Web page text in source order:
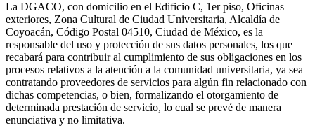
La DGACO, con domicilio en el Edificio C, 1er piso, Oficinas
exteriores, Zona Cultural de Ciudad Universitaria, Alcaldía de
Coyoacán, Código Postal 04510, Ciudad de México, es la
responsable del uso y protección de sus datos personales, los que
recabará para contribuir al cumplimiento de sus obligaciones en los
procesos relativos a la atención a la comunidad universitaria, ya sea
contratando proveedores de servicios para algún fin relacionado con
dichas competencias, o bien, formalizando el otorgamiento de
determinada prestación de servicio, lo cual se prevé de manera
enunciativa y no limitativa.